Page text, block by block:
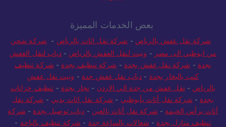
شركة نقل عفش بالرياض -شركة نقل اثاث بالرياض -
شركة شحن
من ابوظبي الى مصر-ونيت لنقل العفش بالرياض- دباب لنقل العفش
بجدة- شركة نقل عفش بجدة- شركة تنظيف بجدة -شركة تنظيف
كنب بالبخار بجدة - دباب نقل عفش جدة-
ونيت نقل عفش
بالرياض - نقل عفش من جدة الي الاردن-نجار بجدة-
تنظيف خزانات
بجدة
- شركة نقل أثاث بأبوظبي- شركة نقل اثاث بدبي -شركة نقل
أثاث برأس الخيمة-شركة نقل أثاث بالعين -دباب توصيل بجدة -شركة